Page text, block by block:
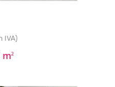
IVA)
m2